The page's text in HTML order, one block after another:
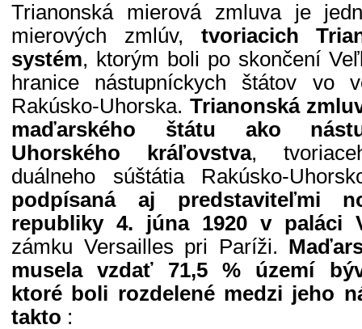
Trianonská mierová zmluva je
mierových zmlúv, tvoriacich
systém, ktorým boli po skončení
hranice nástupníckych štátov vo
Rakúsko-Uhorska. Trianonská
maďarského štátu ako
Uhorského kráľovstva,
duálneho súštátia Rakúsko-
podpísaná aj predstaviteľmi
republiky 4. júna 1920 v paláci
zámku Versailles pri Paríži.
musela vzdať 71,5 % území
ktoré boli rozdelené medzi jeho
takto :